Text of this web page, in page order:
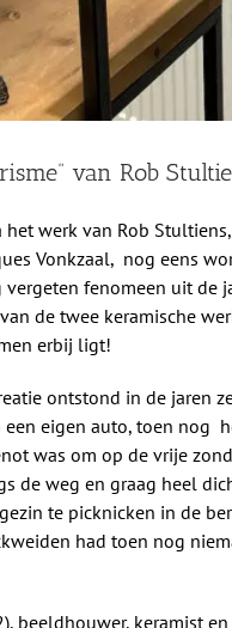
van Rob
werk van Rob Stultiens,
Vonkzaal, nog eens
fenomeen uit de
de twee keramische
erbij ligt!
ontstond in de jaren
eigen auto, toen nog
was om op de vrije
de weg en graag heel
te picknicken in de
had toen nog
beeldhouwer, keramist